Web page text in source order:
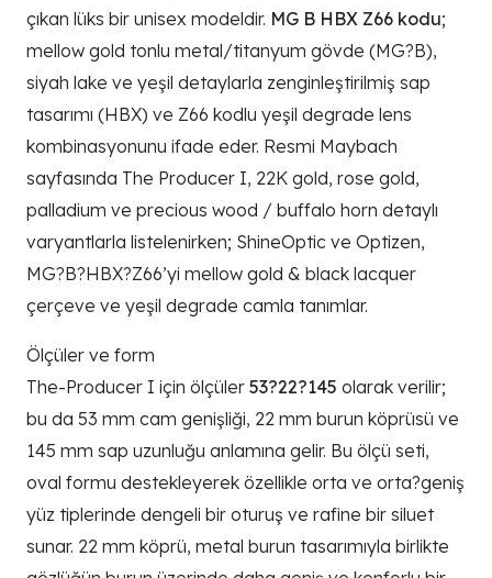
çıkan lüks bir unisex modeldir. MG B HBX Z66 kodu;
mellow gold tonlu metal/titanyum gövde (MG?B),
siyah lake ve yeşil detaylarla zenginleştirilmiş sap
tasarımı (HBX) ve Z66 kodlu yeşil degrade lens
kombinasyonunu ifade eder. Resmi Maybach
sayfasında The Producer I, 22K gold, rose gold,
palladium ve precious wood / buffalo horn detaylı
varyantlarla listelenirken; ShineOptic ve Optizen,
MG?B?HBX?Z66’yi mellow gold & black lacquer
çerçeve ve yeşil degrade camla tanımlar.
Ölçüler ve form
The-Producer I için ölçüler 53?22?145 olarak verilir;
bu da 53 mm cam genişliği, 22 mm burun köprüsü ve
145 mm sap uzunluğu anlamına gelir. Bu ölçü seti,
oval formu destekleyerek özellikle orta ve orta?geniş
yüz tiplerinde dengeli bir oturuş ve rafine bir siluet
sunar. 22 mm köprü, metal burun tasarımıyla birlikte